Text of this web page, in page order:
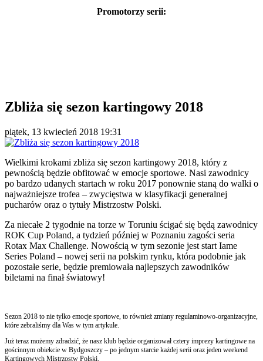
Promotorzy serii:
Zbliża się sezon kartingowy 2018
piątek, 13 kwiecień 2018 19:31
Wielkimi krokami zbliża się sezon kartingowy 2018, który z
pewnością będzie obfitować w emocje sportowe. Nasi zawodnicy
po bardzo udanych startach w roku 2017 ponownie staną do walki o
najważniejsze trofea – zwycięstwa w klasyfikacji generalnej
pucharów oraz o tytuły Mistrzostw Polski.
Za niecałe 2 tygodnie na torze w Toruniu ścigać się będą zawodnicy
ROK Cup Poland, a tydzień później w Poznaniu zagości seria
Rotax Max Challenge. Nowością w tym sezonie jest start Iame
Series Poland – nowej serii na polskim rynku, która podobnie jak
pozostałe serie, będzie premiowała najlepszych zawodników
biletami na finał światowy!
Sezon 2018 to nie tylko emocje sportowe, to również zmiany regulaminowo-organizacyjne,
które zebraliśmy dla Was w tym artykule.
Już teraz możemy zdradzić, że nasz klub będzie organizował cztery imprezy kartingowe na
gościnnym obiekcie w Bydgoszczy – po jednym starcie każdej serii oraz jeden weekend
Kartingowych Mistrzostw Polski.